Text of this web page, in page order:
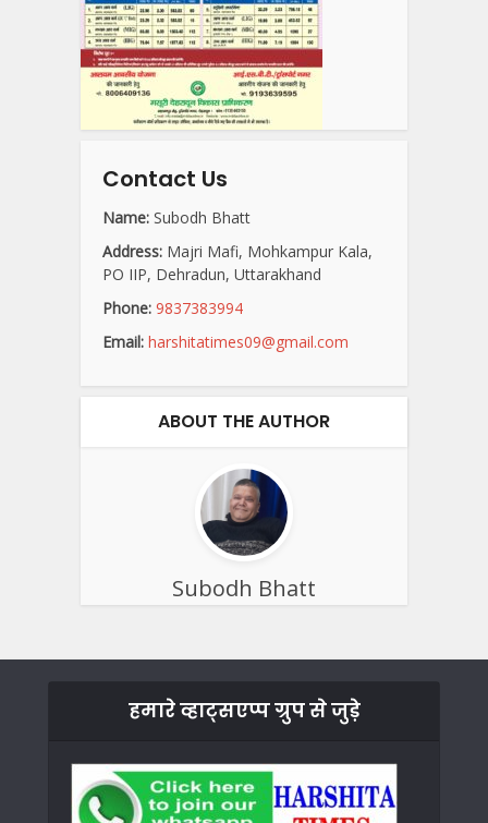
Contact Us
Name: Subodh Bhatt
Address: Majri Mafi, Mohkampur Kala,
PO IIP, Dehradun, Uttarakhand
Phone: 9837383994
Email: harshitatimes09@gmail.com
ABOUT THE AUTHOR
Subodh Bhatt
हमारे व्हाट्सएप्प ग्रुप से जुड़े